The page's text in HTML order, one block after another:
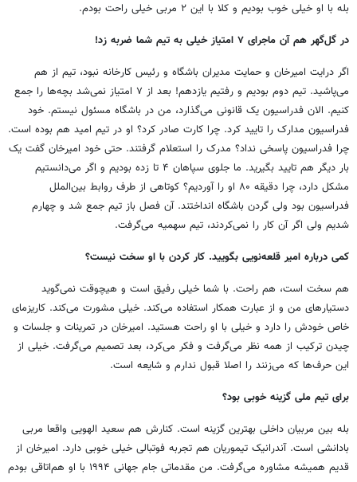
بله با او خیلی خوب بودیم و کلا با این ۲ مربی خیلی راحت بودم.
در گل‌گهر هم آن ماجرای ۷ امتیاز خیلی به تیم شما ضربه زد!
اگر درایت امیرخان و حمایت مدیران باشگاه و رئیس کارخانه نبود، تیم از هم
می‌پاشید. تیم دوم بودیم و رفتیم یازدهم! بعد از ۷ امتیاز نمی‌شد بچه‌ها را جمع
کنیم. الان فدراسیون یک قانونی می‌گذارد، من در باشگاه مسئول نیستم. خود
فدراسیون مدارک را تایید کرد. چرا کارت صادر کرد؟ او در تیم امید هم بوده است.
چرا فدراسیون پاسخی نداد؟ مدرک را استعلام گرفتند. حتی خود امیرخان گفت یک
بار دیگر هم تایید بگیرید. ما جلوی سپاهان ۴ تا زده بودیم و اگر می‌دانستیم
مشکل دارد، چرا دقیقه ۸۰ او را آوردیم؟ کوتاهی از طرف روابط بین‌الملل
فدراسیون بود ولی گردن باشگاه انداختند. آن فصل باز تیم جمع شد و چهارم
شدیم ولی اگر آن کار را نمی‌کردند، تیم سهمیه می‌گرفت.
کمی درباره امیر قلعه‌نویی بگویید. کار کردن با او سخت نیست؟
هم سخت است، هم راحت. با شما خیلی رفیق است و هیچوقت نمی‌گوید
دستیارهای من و از عبارت همکار استفاده می‌کند. خیلی مشورت می‌کند. کاریزمای
خاص خودش را دارد و خیلی با او راحت هستید. امیرخان در تمرینات و جلسات و
چیدن ترکیب از همه نظر می‌گرفت و فکر می‌کرد، بعد تصمیم می‌گرفت. خیلی از
این حرف‌ها که می‌زنند را اصلا قبول ندارم و شایعه است.
برای تیم ملی گزینه خوبی بود؟
بله بین مربیان داخلی بهترین گزینه است. کنارش هم سعید الهویی واقعا مربی
بادانشی است. آندرانیک تیموریان هم تجربه فوتبالی خیلی خوبی دارد. امیرخان از
قدیم همیشه مشاوره می‌گرفت. من مقدماتی جام جهانی ۱۹۹۴ با او هم‌اتاقی بودم